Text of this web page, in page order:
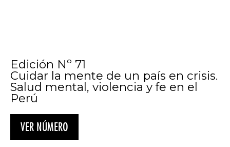
Desafíos de la salud mental en el Perú
desde la atención especializada
Mariana Caro
Edición Nº 71